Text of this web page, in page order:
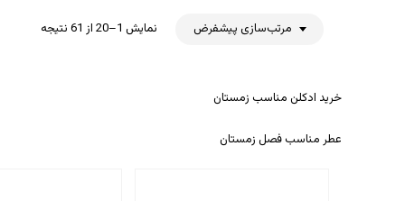
نمایش 1–20 از 61 نتیجه مرتب‌سازی پیشفرض
خرید ادکلن مناسب زمستان
عطر مناسب فصل زمستان